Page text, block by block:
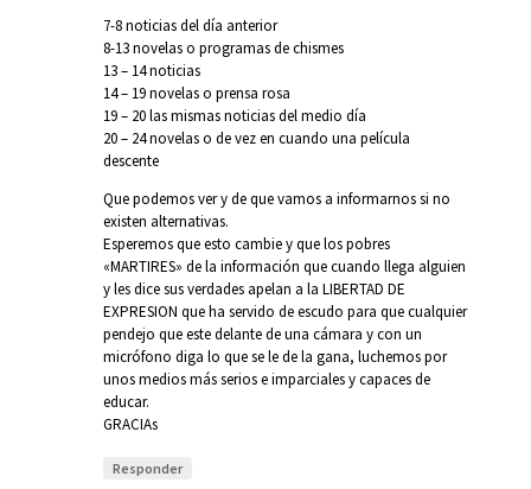
7-8 noticias del día anterior
8-13 novelas o programas de chismes
13 – 14 noticias
14 – 19 novelas o prensa rosa
19 – 20 las mismas noticias del medio día
20 – 24 novelas o de vez en cuando una película
descente
Que podemos ver y de que vamos a informarnos si no
existen alternativas.
Esperemos que esto cambie y que los pobres
«MARTIRES» de la información que cuando llega alguien
y les dice sus verdades apelan a la LIBERTAD DE
EXPRESION que ha servido de escudo para que cualquier
pendejo que este delante de una cámara y con un
micrófono diga lo que se le de la gana, luchemos por
unos medios más serios e imparciales y capaces de
educar.
GRACIAs
Responder